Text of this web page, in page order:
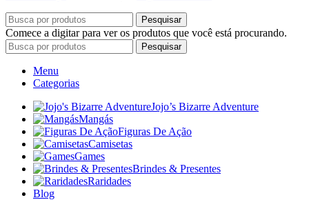
Pesquisar
Comece a digitar para ver os produtos que você está procurando.
Pesquisar
Menu
Categorias
Jojo’s Bizarre Adventure
Mangás
Figuras De Ação
Camisetas
Games
Brindes & Presentes
Raridades
Blog